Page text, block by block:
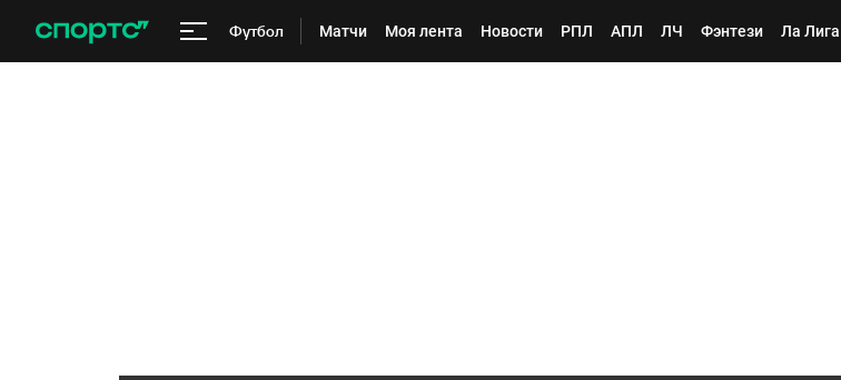
Футбол Матчи Моя лента Новости РПЛ АПЛ ЛЧ Фэнтези Ла Лига